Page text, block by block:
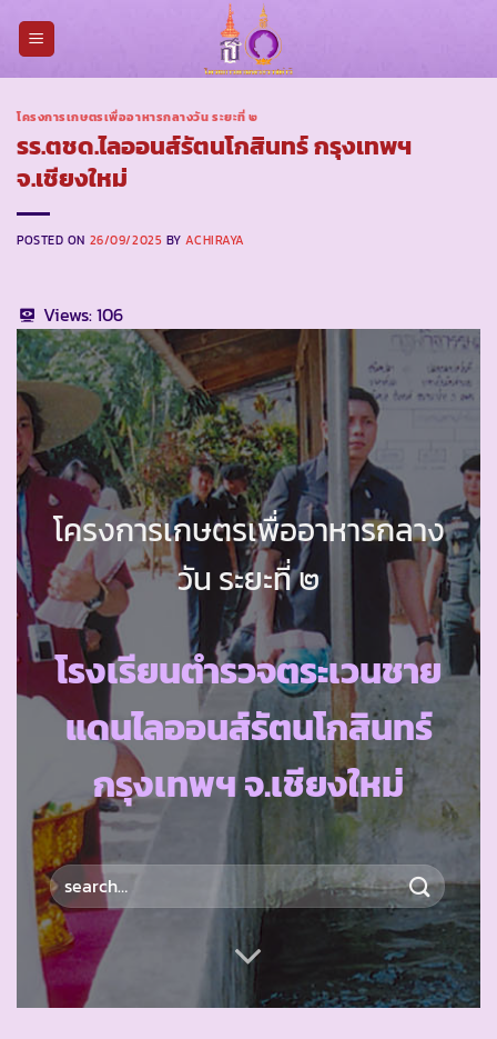
โครงการเกษตรเพื่ออาหารกลางวัน ระยะที่ ๒
รร.ตชด.ไลออนส์รัตนโกสินทร์ กรุงเทพฯ
จ.เชียงใหม่
POSTED ON 26/09/2025 BYACHIRAYA
Views:106
โครงการเกษตรเพื่ออาหารกลาง
วัน ระยะที่ ๒
โรงเรียนตำรวจตระเวนชาย
แดนไลออนส์รัตนโกสินทร์
กรุงเทพฯ จ.เชียงใหม่